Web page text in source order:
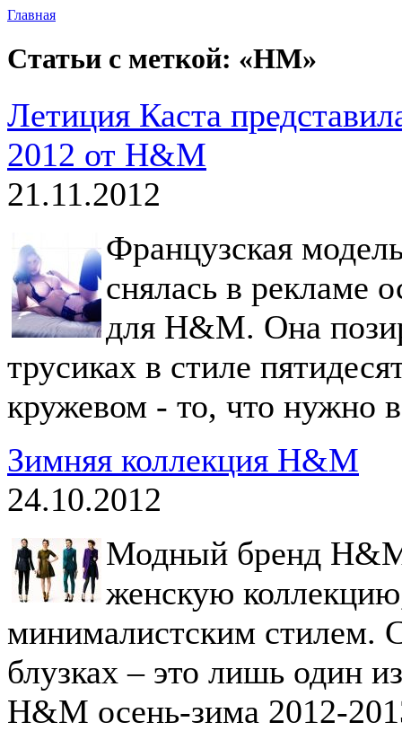
Главная
Статьи с меткой: «HM»
Летиция Каста
2012 от H&M
21.11.2012
Французская
снялась в рекламе
для H&M. Она
трусиках в стиле
кружевом - то, что нужно
Зимняя коллекция H&M
24.10.2012
Модный бренд
женскую
минималистским стилем.
блузках – это лишь один
H&M осень-зима 2012-